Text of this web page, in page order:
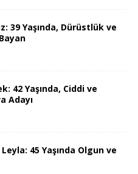
39 Yaşında, Dürüstlük ve
42 Yaşında, Ciddi ve
Adayı
45 Yaşında Olgun ve